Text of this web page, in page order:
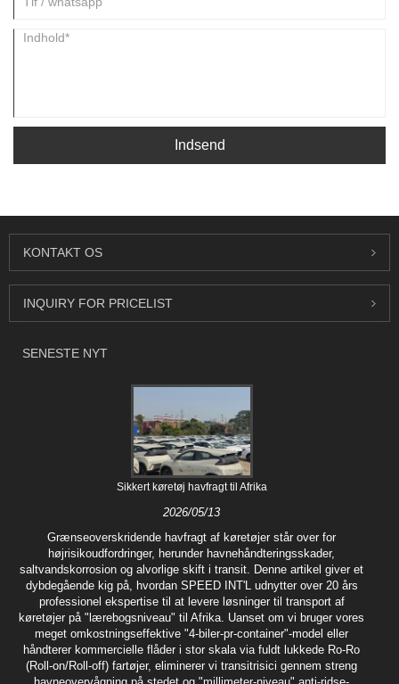
Indsend
KONTAKT OS
INQUIRY FOR PRICELIST
SENESTE NYT
Sikkert køretøj havfragt til Afrika
2026/05/13
Grænseoverskridende havfragt af køretøjer står over for
højrisikoudfordringer, herunder havnehåndteringsskader,
saltvandskorrosion og alvorlige skift i transit. Denne artikel giver et
dybdegående kig på, hvordan SPEED INT'L udnytter over 20 års
professionel ekspertise til at levere løsninger til transport af
køretøjer på "lærebogsniveau" til Afrika. Uanset om vi bruger vores
meget omkostningseffektive "4-biler-pr-container"-model eller
håndterer kommercielle flåder i stor skala via fuldt lukkede Ro-Ro
(Roll-on/Roll-off) fartøjer, eliminerer vi transitrisici gennem streng